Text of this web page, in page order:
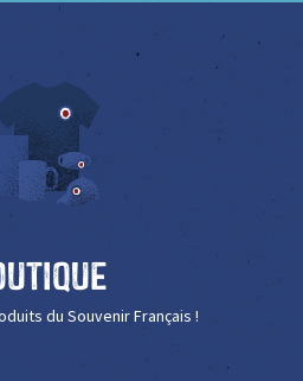
du Souvenir Français !